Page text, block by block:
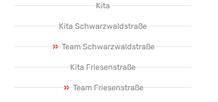
Kita
Kita Schwarzwaldstraße
Team Schwarzwaldstraße
Kita Friesenstraße
Team Friesenstraße